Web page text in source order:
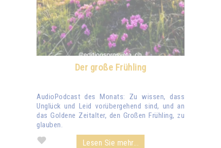
Der große Frühling
AudioPodcast des Monats: Zu wissen, dass
Unglück und Leid vorübergehend sind, und an
das Goldene Zeitalter, den Großen Frühling, zu
glauben.
Lesen Sie mehr...